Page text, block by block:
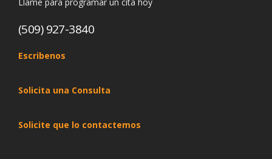
(509) 927-3840
Escribenos
Solicita una Consulta
Solicite que lo contactemos